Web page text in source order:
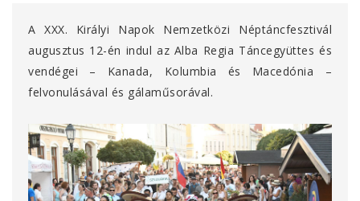
A XXX. Királyi Napok Nemzetközi Néptáncfesztivál
augusztus 12-én indul az Alba Regia Táncegyüttes és
vendégei – Kanada, Kolumbia és Macedónia –
felvonulásával és gálaműsorával.